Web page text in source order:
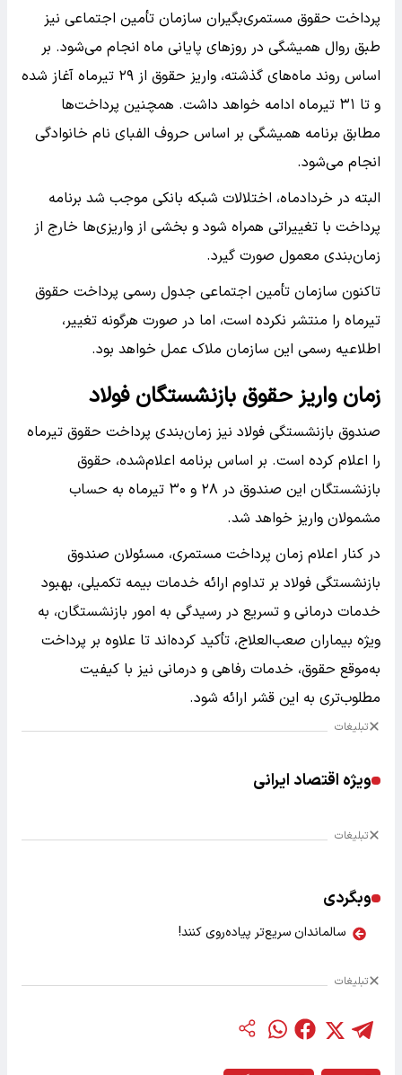
پرداخت حقوق مستمری‌بگیران سازمان تأمین اجتماعی نیز
طبق روال همیشگی در روزهای پایانی ماه انجام می‌شود. بر
اساس روند ماه‌های گذشته، واریز حقوق از ۲۹ تیرماه آغاز شده
و تا ۳۱ تیرماه ادامه خواهد داشت. همچنین پرداخت‌ها
مطابق برنامه همیشگی بر اساس حروف الفبای نام خانوادگی
انجام می‌شود.
البته در خردادماه، اختلالات شبکه بانکی موجب شد برنامه
پرداخت با تغییراتی همراه شود و بخشی از واریزی‌ها خارج از
زمان‌بندی معمول صورت گیرد.
تاکنون سازمان تأمین اجتماعی جدول رسمی پرداخت حقوق
تیرماه را منتشر نکرده است، اما در صورت هرگونه تغییر،
اطلاعیه رسمی این سازمان ملاک عمل خواهد بود.
زمان واریز حقوق بازنشستگان فولاد
صندوق بازنشستگی فولاد نیز زمان‌بندی پرداخت حقوق تیرماه
را اعلام کرده است. بر اساس برنامه اعلام‌شده، حقوق
بازنشستگان این صندوق در ۲۸ و ۳۰ تیرماه به حساب
مشمولان واریز خواهد شد.
در کنار اعلام زمان پرداخت مستمری، مسئولان صندوق
بازنشستگی فولاد بر تداوم ارائه خدمات بیمه تکمیلی، بهبود
خدمات درمانی و تسریع در رسیدگی به امور بازنشستگان، به‌
ویژه بیماران صعب‌العلاج، تأکید کرده‌اند تا علاوه بر پرداخت
به‌موقع حقوق، خدمات رفاهی و درمانی نیز با کیفیت
مطلوب‌تری به این قشر ارائه شود.
تبلیغات
ویژه اقتصاد ایرانی
تبلیغات
وبگردی
سالماندان سریع‌تر پیاده‌روی کنند!
تبلیغات